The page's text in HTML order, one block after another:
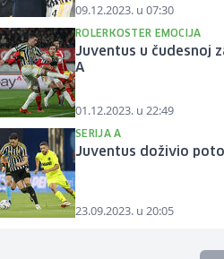
09.12.2023. u 07:30
ROLERKOSTER EMOCIJA
Juventus u čudesnoj
A
01.12.2023. u 22:49
SERIJA A
Juventus doživio
23.09.2023. u 20:05